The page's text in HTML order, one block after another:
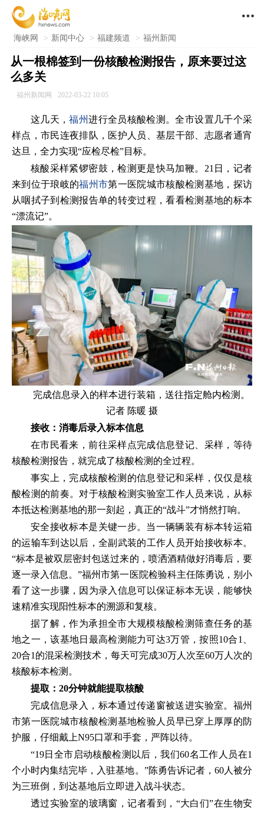

海峡网 > 新闻中心 > 福建频道 > 福州新闻
从一根棉签到一份核酸检测报告，原来要过这
么多关
福州新闻网 2022-03-22 10:05
这几天，福州进行全员核酸检测。全市设置几千个采
样点，市民连夜排队，医护人员、基层干部、志愿者通宵
达旦，全力实现“应检尽检”目标。
核酸采样紧锣密鼓，检测更是快马加鞭。21日，记者
来到位于琅岐的福州市第一医院城市核酸检测基地，探访
从咽拭子到检测报告单的转变过程，看看检测基地的标本
“漂流记”。
完成信息录入的样本进行装箱，送往指定舱内检测。
记者 陈暖 摄
接收：消毒后录入标本信息
在市民看来，前往采样点完成信息登记、采样，等待
核酸检测报告，就完成了核酸检测的全过程。
事实上，完成核酸检测的信息登记和采样，仅仅是核
酸检测的前奏。对于核酸检测实验室工作人员来说，从标
本抵达检测基地的那一刻起，真正的“战斗”才悄然打响。
安全接收标本是关键一步。当一辆辆装有标本转运箱
的运输车到达以后，全副武装的工作人员开始接收标本。
“标本是被双层密封包送过来的，喷洒酒精做好消毒后，要
逐一录入信息。”福州市第一医院检验科主任陈勇说，别小
看了这一步骤，因为录入信息可以保证标本无误，能够快
速精准实现阳性标本的溯源和复核。
据了解，作为承担全市大规模核酸检测筛查任务的基
地之一，该基地日最高检测能力可达3万管，按照10合1、
20合1的混采检测技术，每天可完成30万人次至60万人次的
核酸标本检测。
提取：20分钟就能提取核酸
完成信息录入，标本通过传递窗被送进实验室。福州
市第一医院城市核酸检测基地检验人员早已穿上厚厚的防
护服，仔细戴上N95口罩和手套，严阵以待。
“19日全市启动核酸检测以后，我们60名工作人员在1
个小时内集结完毕，入驻基地。”陈勇告诉记者，60人被分
为三班倒，到达基地后立即进入战斗状态。
透过实验室的玻璃窗，记者看到，“大白们”在生物安